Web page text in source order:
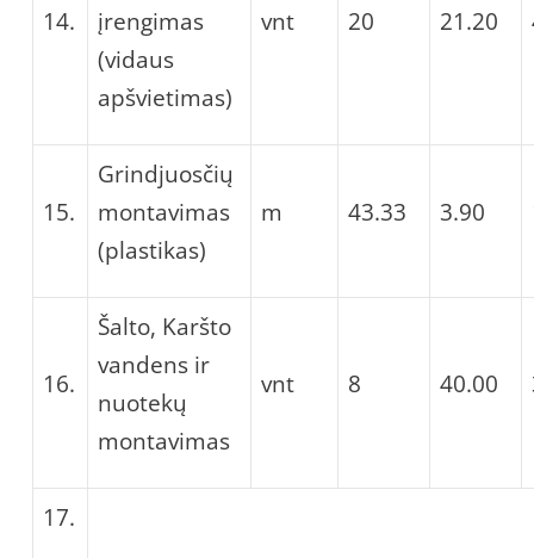
14.
įrengimas
(vidaus
apšvietimas)
vnt 20 21.20
15.
Grindjuosčių
montavimas
(plastikas)
m 43.33 3.90
16.
Šalto, Karšto
vandens ir
nuotekų
montavimas
vnt 8 40.00
17.